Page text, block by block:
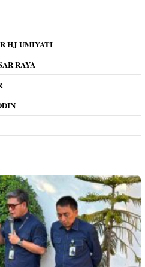
HJ UMIYATI
RAYA